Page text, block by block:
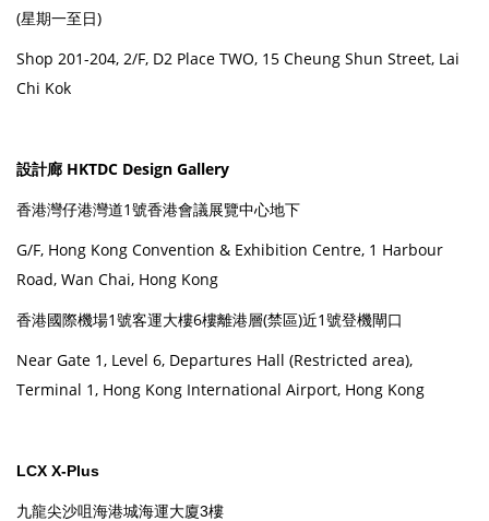
(星期一至日)
Shop 201-204, 2/F, D2 Place TWO, 15 Cheung Shun Street, Lai
Chi Kok
設計廊 HKTDC Design Gallery
香港灣仔港灣道1號香港會議展覽中心地下
G/F, Hong Kong Convention & Exhibition Centre, 1 Harbour
Road, Wan Chai, Hong Kong
香港國際機場1號客運大樓6樓離港層(禁區)近1號登機閘口
Near Gate 1, Level 6, Departures Hall (Restricted area),
Terminal 1, Hong Kong International Airport, Hong Kong
LCX X-Plus
九龍尖沙咀海港城海運大廈3樓